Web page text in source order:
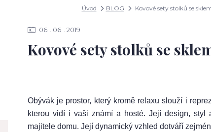
Úvod BLOG Kovové sety stolků se
06 06 2019
Kovové sety stolků se
Obývák je prostor, který kromě relaxu slouží i
kterou vidí i vaši známí a hosté. Její design, styl
majitele domu. Její dynamický vzhled dotváří